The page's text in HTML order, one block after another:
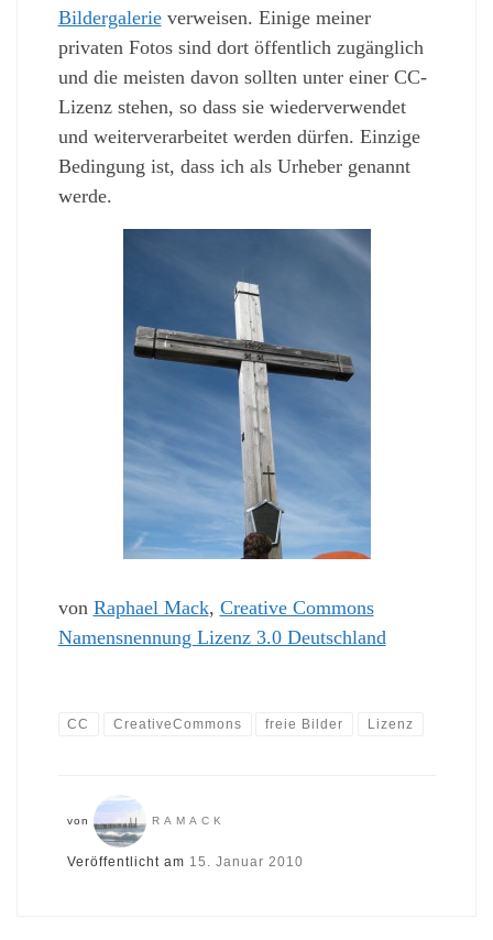
Bildergalerieverweisen. Einige meiner
privaten Fotos sind dort öffentlich zugänglich
und die meisten davon sollten unter einer CC-
Lizenz stehen, so dass sie wiederverwendet
und weiterverarbeitet werden dürfen. Einzige
Bedingung ist, dass ich als Urheber genannt
werde.
von Raphael Mack, Creative Commons
Namensnennung Lizenz 3.0 Deutschland
CC CreativeCommons freie Bilder Lizenz
von RAMACK
Veröffentlicht am 15. Januar 2010